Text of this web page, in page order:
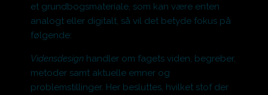
et grundbogsmateriale, som kan være enten
analogt eller digitalt, så vil det betyde fokus på
følgende:
Vidensdesign handler om fagets viden, begreber,
metoder samt aktuelle emner og
problemstillinger. Her besluttes, hvilket stof der